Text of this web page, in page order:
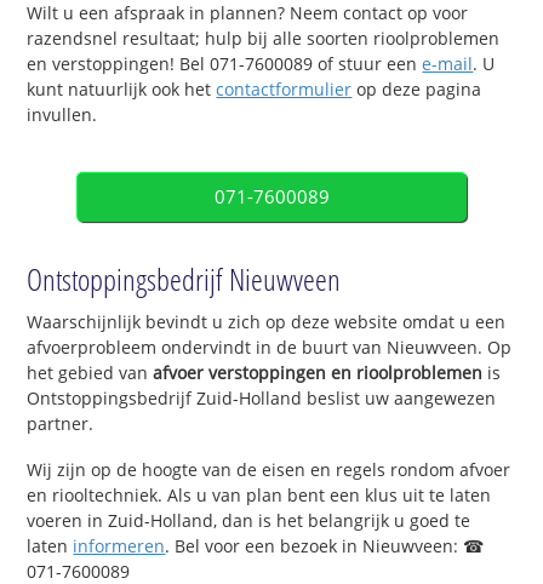
Wilt u een afspraak in plannen? Neem contact op voor
razendsnel resultaat; hulp bij alle soorten rioolproblemen
en verstoppingen! Bel 071-7600089 of stuur eene-mail. U
kunt natuurlijk ook hetcontactformulier op deze pagina
invullen.
071-7600089
Ontstoppingsbedrijf Nieuwveen
Waarschijnlijk bevindt u zich op deze website omdat u een
afvoerprobleem ondervindt in de buurt van Nieuwveen. Op
het gebied vanafvoer verstoppingen en rioolproblemen is
Ontstoppingsbedrijf Zuid-Holland beslist uw aangewezen
partner.
Wij zijn op de hoogte van de eisen en regels rondom afvoer
en riooltechniek. Als u van plan bent een klus uit te laten
voeren in Zuid-Holland, dan is het belangrijk u goed te
laten informeren. Bel voor een bezoek in Nieuwveen: ☎
071-7600089